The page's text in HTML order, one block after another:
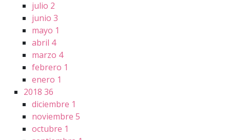
julio 2
junio 3
mayo 1
abril 4
marzo 4
febrero 1
enero 1
2018 36
diciembre 1
noviembre 5
octubre 1